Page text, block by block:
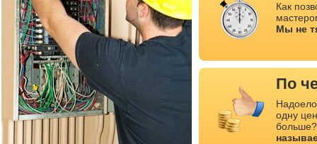
Как
Мы не
По
одну